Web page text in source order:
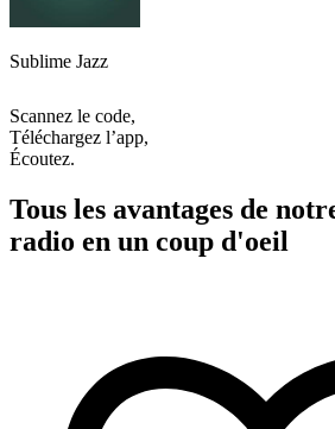
Sublime Jazz
Scannez le code,
Téléchargez l’app,
Écoutez.
Tous les avantages de
radio en un coup d'oeil